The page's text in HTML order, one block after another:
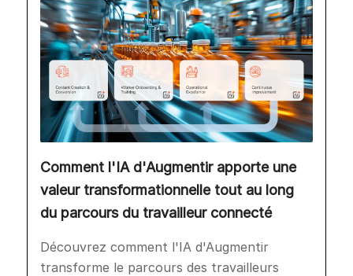
Comment l'IA d'Augmentir apporte une
valeur transformationnelle tout au long
du parcours du travailleur connecté
Découvrez comment l'IA d'Augmentir
transforme le parcours des travailleurs